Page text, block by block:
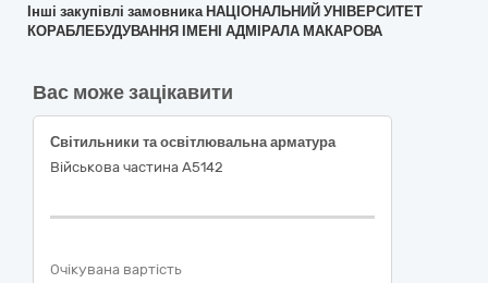
Інші закупівлі замовника НАЦІОНАЛЬНИЙ УНІВЕРСИТЕТ
КОРАБЛЕБУДУВАННЯ ІМЕНІ АДМІРАЛА МАКАРОВА
Вас може зацікавити
Світильники та освітлювальна арматура
Військова частина А5142
Очікувана вартість